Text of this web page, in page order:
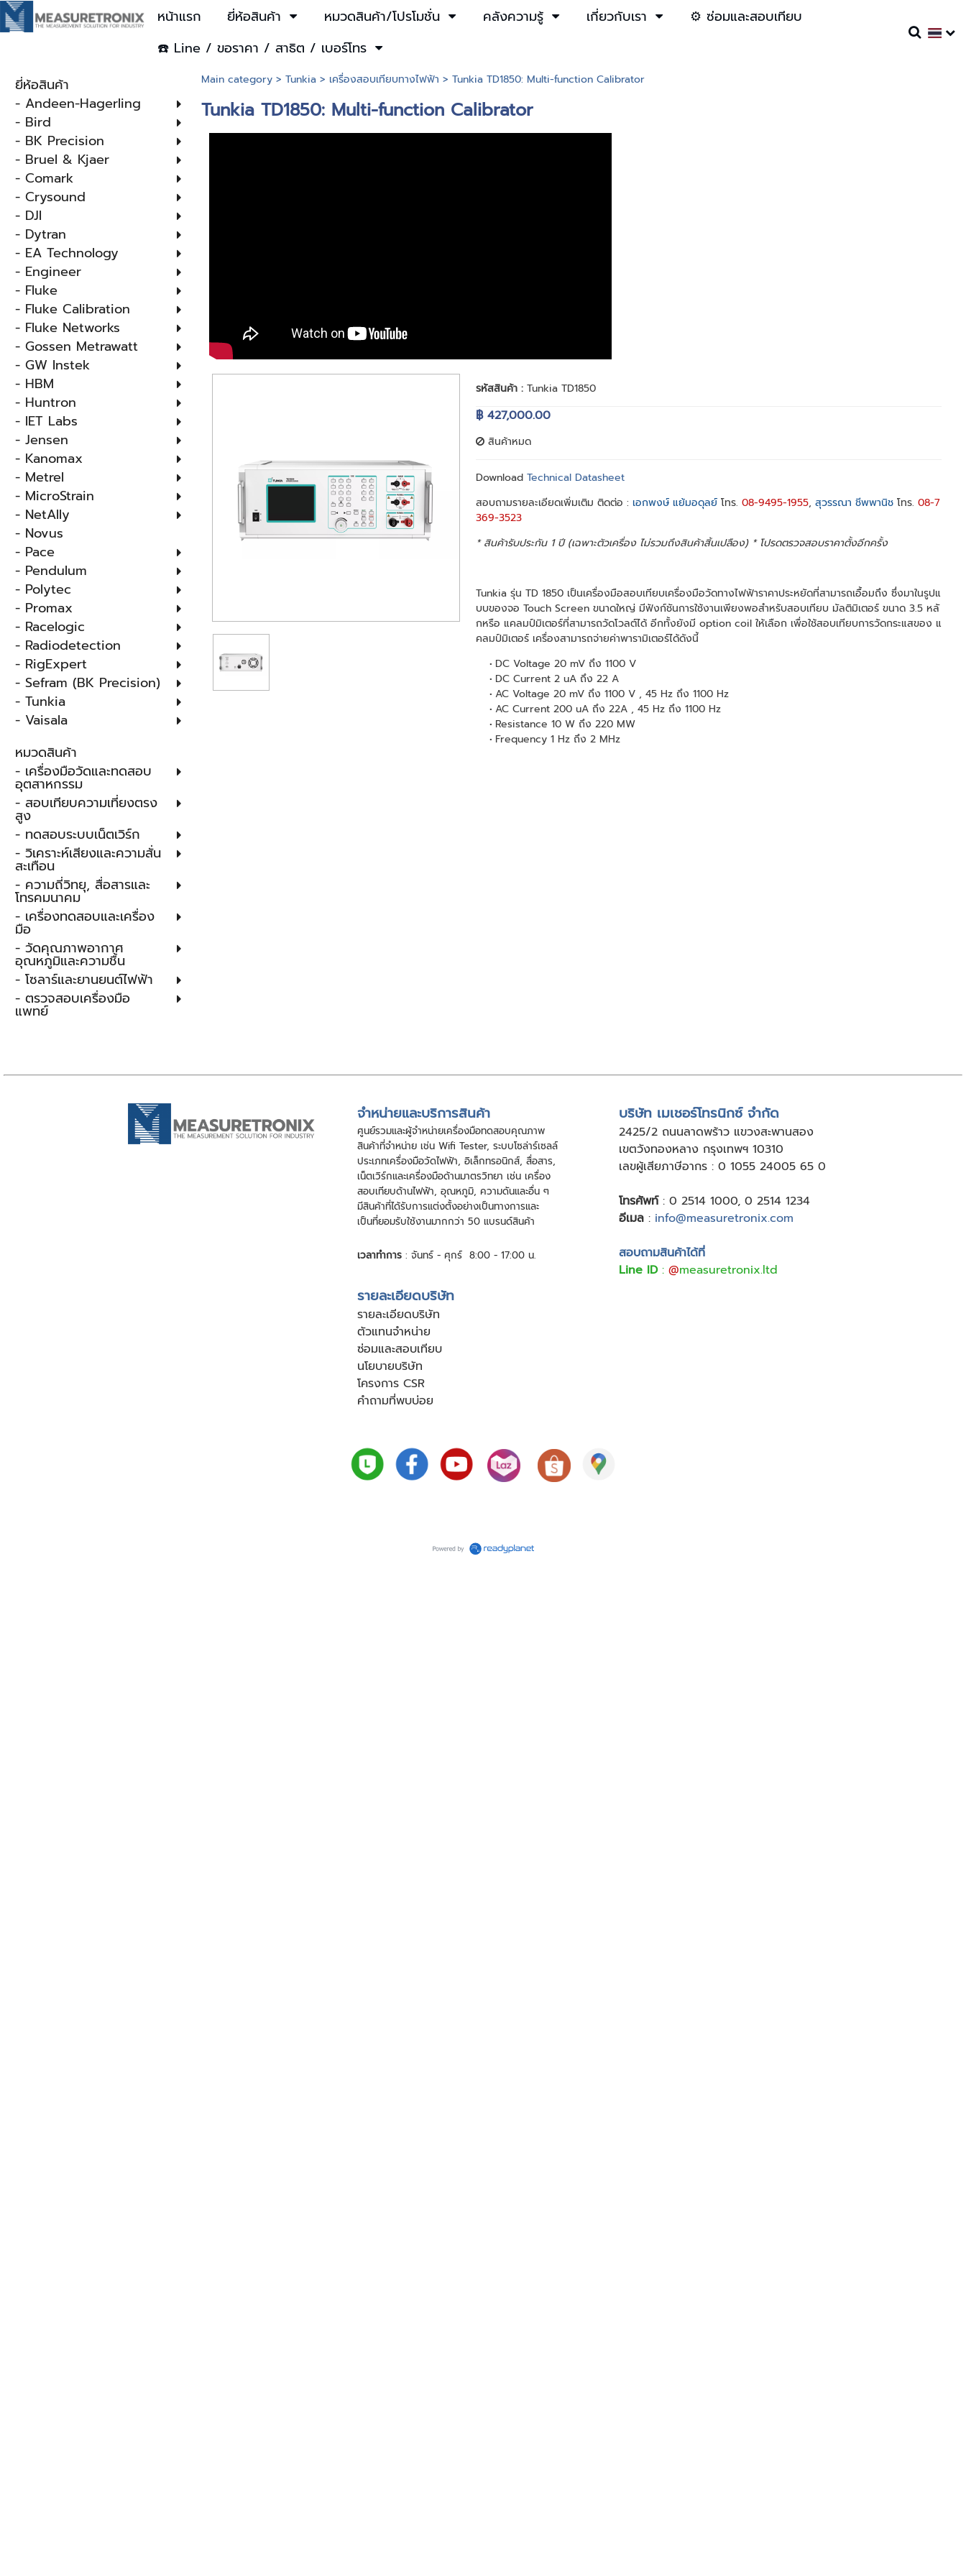
หน้าแรก ยี่ห้อสินค้า หมวดสินค้า/โปรโมชั่น คลังความรู้ เกี่ยวกับเรา
⚙️ ซ่อมและสอบเทียบ
☎️ Line / ขอราคา / สาธิต / เบอร์โทร
ยี่ห้อสินค้า
- Andeen-Hagerling
- Bird
- BK Precision
- Bruel & Kjaer
- Comark
- Crysound
- DJI
- Dytran
- EA Technology
- Engineer
- Fluke
- Fluke Calibration
- Fluke Networks
- Gossen Metrawatt
- GW Instek
- HBM
- Huntron
- IET Labs
- Jensen
- Kanomax
- Metrel
- MicroStrain
- NetAlly
- Novus
- Pace
- Pendulum
- Polytec
- Promax
- Racelogic
- Radiodetection
- RigExpert
- Sefram (BK Precision)
- Tunkia
- Vaisala
หมวดสินค้า
- เครื่องมือวัดและทดสอบ
อุตสาหกรรม
- สอบเทียบความเที่ยงตรง
สูง
- ทดสอบระบบเน็ตเวิร์ก
- วิเคราะห์เสียงและความสั่น
สะเทือน
- ความถี่วิทยุ, สื่อสารและ
โทรคมนาคม
- เครื่องทดสอบและเครื่อง
มือ
- วัดคุณภาพอากาศ
อุณหภูมิและความชื้น
- โซลาร์และยานยนต์ไฟฟ้า
- ตรวจสอบเครื่องมือ
แพทย์
Main category> Tunkia> เครื่องสอบเทียบทางไฟฟ้า > Tunkia TD1850: Multi-function Calibrator
Tunkia TD1850: Multi-function Calibrator
รหัสสินค้า : Tunkia TD1850
฿ 427,000.00
สินค้าหมด
Download Technical Datasheet
สอบถามรายละเอียดเพิ่มเติม ติดต่อ : เอกพงษ์ แย้มอดุลย์โทร. 08-9495-1955, สุวรรณา ชีพพานิชโทร. 08-7
369-3523
* สินค้ารับประกัน 1 ปี (เฉพาะตัวเครื่อง ไม่รวมถึงสินค้าสิ้นเปลือง) * โปรดตรวจสอบราคาตั้งอีกครั้ง
Tunkia รุ่น TD 1850 เป็นเครื่องมือสอบเทียบเครื่องมือวัดทางไฟฟ้าราคาประหยัดที่สามารถเอื้อมถึง ซึ่งมาในรูปแ
บบของจอ Touch Screen ขนาดใหญ่ มีฟังก์ชันการใช้งานเพียงพอสำหรับสอบเทียบ มัลติมิเตอร์ ขนาด 3.5 หลั
กหรือ แคลมป์มิเตอร์ที่สามารถวัดโวลต์ได้ อีกทั้งยังมี option coil ให้เลือก เพื่อใช้สอบเทียบการวัดกระแสของ แ
คลมป์มิเตอร์ เครื่องสามารถจ่ายค่าพารามิเตอร์ได้ดังนี้
DC Voltage 20 mV ถึง 1100 V
DC Current 2 uA ถึง 22 A
AC Voltage 20 mV ถึง 1100 V , 45 Hz ถึง 1100 Hz
AC Current 200 uA ถึง 22A , 45 Hz ถึง 1100 Hz
Resistance 10 W ถึง 220 MW
Frequency 1 Hz ถึง 2 MHz
จําหน่ายและบริการสินค้า
ศูนย์รวมและผู้จําหน่ายเครื่องมือทดสอบคุณภาพ
สินค้าที่จําหน่าย เช่น Wifi Tester, ระบบโซล่าร์เซลล์
ประเภทเครื่องมือวัดไฟฟ้า, อิเล็กทรอนิกส์, สื่อสาร,
เน็ตเวิร์กและเครื่องมือด้านมาตรวิทยา เช่น เครื่อง
สอบเทียบด้านไฟฟ้า, อุณหภูมิ, ความดันและอื่น ๆ
มีสินค้าที่ได้รับการแต่งตั้งอย่างเป็นทางการและ
เป็นที่ยอมรับใช้งานมากกว่า 50 แบรนด์สินค้า
เวลาทำการ : จันทร์ - ศุกร์ 8:00 - 17:00 น.
บริษัท เมเชอร์โทรนิกซ์ จำกัด
2425/2 ถนนลาดพร้าว แขวงสะพานสอง
เขตวังทองหลาง กรุงเทพฯ 10310
เลขผู้เสียภาษีอากร : 0 1055 24005 65 0
โทรศัพท์: 0 2514 1000, 0 2514 1234
อีเมล : info@measuretronix.com
สอบถามสินค้าได้ที่
Line ID: @measuretronix.ltd
รายละเอียดบริษัท
รายละเอียดบริษัท
ตัวแทนจำหน่าย
ซ่อมและสอบเทียบ
นโยบายบริษัท
โครงการ CSR
คำถามที่พบบ่อย